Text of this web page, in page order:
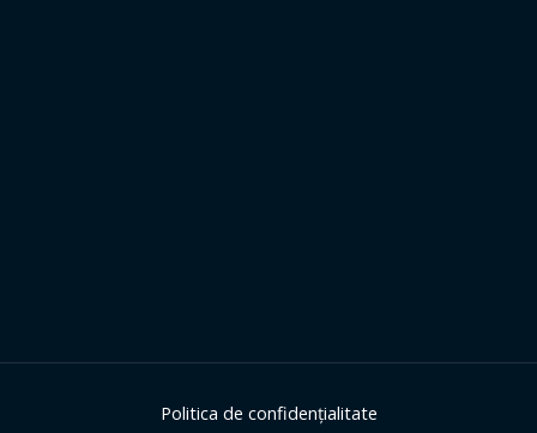
Politica de confidențialitate